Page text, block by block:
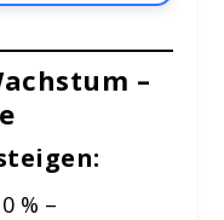
–
% –